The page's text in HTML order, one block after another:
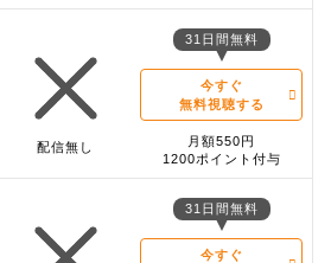
配信無し
31日間無料
今すぐ
無料視聴する
月額550円
1200ポイント付与
31日間無料
今すぐ